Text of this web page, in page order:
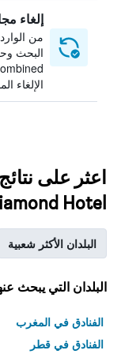
إلغاء
من
البحث
الإلغاء
Hotel
البلدان الأكثر شعبية
البلدان التي يبحث
الفنادق في المغرب
الفنادق في قطر